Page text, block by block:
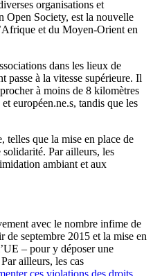
organisations et
Open Society, est la nouvelle
et du Moyen-Orient en
dans les lieux de
passe à la vitesse supérieure. Il
à moins de 8 kilomètres
européen.ne.s, tandis que les
telles que la mise en place de
Par ailleurs, les
ambiant et aux
avec le nombre infime de
de septembre 2015 et la mise en
– pour y déposer une
ailleurs, les cas
ces violations des droits